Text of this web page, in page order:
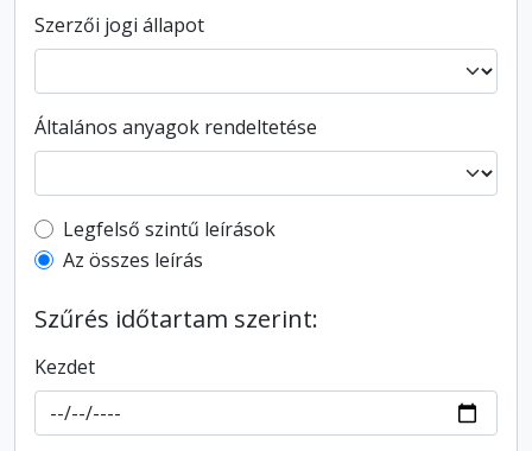
Szerzői jogi állapot
Általános anyagok rendeltetése
Top-level description filter
Legfelső szintű leírások
Az összes leírás
Szűrés időtartam szerint:
Kezdet